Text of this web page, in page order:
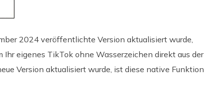
2024 veröffentlichte Version aktualisiert wurde,
eigenes TikTok ohne Wasserzeichen direkt aus der
Version aktualisiert wurde, ist diese native Funktion